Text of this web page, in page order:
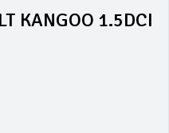
KANGOO 1.5DCI